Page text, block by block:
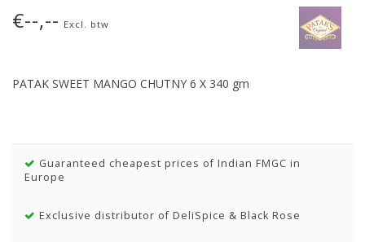
€--,-- Excl. btw
PATAK SWEET MANGO CHUTNY 6 X 340 gm
Guaranteed cheapest prices of Indian FMGC in
Europe
Exclusive distributor of DeliSpice & Black Rose